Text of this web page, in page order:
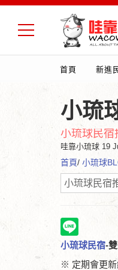
首頁 新進
小琉
小琉球民宿
哇靠小琉球 19
首頁/小琉球
小琉球民宿
小琉球民宿-
※ 定期會更新